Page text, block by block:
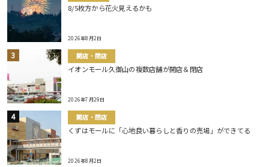
8/5枚方から花火見えるかも
2026年8月2日
開店・閉店
イオンモール久御山の複数店舗が開店＆閉店
2026年7月29日
開店・閉店
くずはモールに「心地良い暮らしと香りの売場」ができてる
2026年8月2日